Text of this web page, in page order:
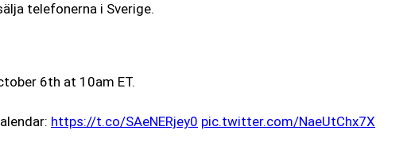
telefonerna i Sverige.
6th at 10am ET.
https://t.co/SAeNERjey0 pic.twitter.com/NaeUtChx7X